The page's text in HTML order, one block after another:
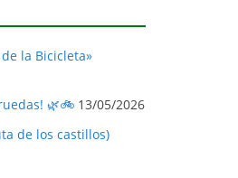
la Bicicleta»
🌿🚲 13/05/2026
de los castillos)